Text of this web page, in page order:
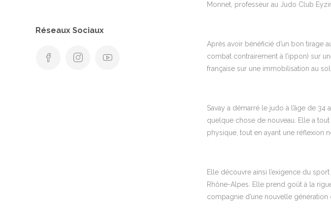
Monnet, professeur au Judo Club
Après avoir bénéficié d’un bon tirage
combat contrairement à l’ippon) sur
française sur une immobilisation au sol.
Savay a démarré le judo à l’âge de
quelque chose de nouveau. Elle a
physique, tout en ayant une réflexion
Elle découvre ainsi l’exigence du
Rhône-Alpes. Elle prend goût à la
compagnie d’une nouvelle génération
Réseaux Sociaux